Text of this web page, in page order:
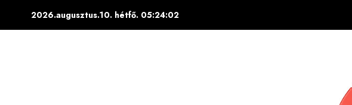
2026.augusztus.10. hétfő. 05:24:03